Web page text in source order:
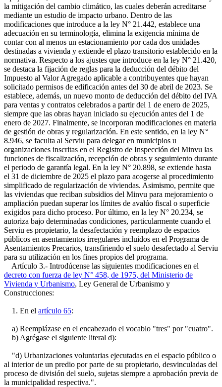
la mitigación del cambio climático, las cuales deberán acreditarse
mediante un estudio de impacto urbano. Dentro de las
modificaciones que introduce a la ley N° 21.442, establece una
adecuación en su terminología, elimina la exigencia mínima de
contar con al menos un estacionamiento por cada dos unidades
destinadas a vivienda y extiende el plazo transitorio establecido en la
normativa. Respecto a los ajustes que introduce en la ley N° 21.420,
se destaca la fijación de reglas para la deducción del débito del
Impuesto al Valor Agregado aplicable a contribuyentes que hayan
solicitado permisos de edificación antes del 30 de abril de 2023. Se
establece, además, un nuevo monto de deducción del débito del IVA
para ventas y contratos celebrados a partir del 1 de enero de 2025,
siempre que las obras hayan iniciado su ejecución antes del 1 de
enero de 2027. Finalmente, se incorporan modificaciones en materia
de gestión de obras y regularización. En este sentido, en la ley N°
8.946, se faculta al Serviu para delegar en municipios u
organizaciones inscritas en el Registro de Inspección del Minvu las
funciones de fiscalización, recepción de obras y seguimiento durante
el periodo de garantía legal. En la ley N° 20.898, se extiende hasta
el 31 de diciembre de 2025 el plazo para acogerse al procedimiento
simplificado de regularización de viviendas. Asimismo, permite que
las viviendas que reciban subsidios del Minvu para mejoramiento o
ampliación puedan superar los límites de avalúo fiscal o superficie
exigidos para dicho proceso. Por último, en la ley N° 20.234, se
autoriza bajo determinadas condiciones, particularmente cuando el
Serviu es propietario, la desafectación y reemplazo de espacios
públicos en asentamientos irregulares incluidos en el Programa de
Asentamientos Precarios, transfiriendo el suelo desafectado al Serviu
para su utilización en los fines propios del programa.
Artículo 3.- Introdúcense las siguientes modificaciones en el
decreto con fuerza de ley N° 458, de 1975, del Ministerio de
Vivienda y Urbanismo, Ley General de Urbanismo y
Construcciones:
1. En el artículo 65:
a) Reemplázase en el encabezado el vocablo "tres" por "cuatro".
b) Agrégase el siguiente literal d):
"d) Urbanizaciones voluntarias ejecutadas en el espacio público o
al interior de un predio por parte de su propietario, desvinculadas del
proceso de división del suelo, sujetas siempre a aprobación previa de
la municipalidad respectiva.".